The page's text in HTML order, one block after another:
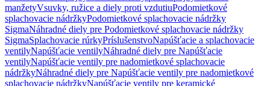
manžetyVsuvky, ružice a diely proti vzdutiuPodomietkové
splachovacie nádržkyPodomietkové splachovacie nádržky
SigmaNáhradné diely pre Podomietkové splachovacie nádržky
SigmaSplachovacie rúrkyPríslušenstvoNapúšťacie a splachovacie
ventilyNapúšťacie ventilyNáhradné diely pre Napúšťacie
ventilyNapúšťacie ventily pre nadomietkové splachovacie
nádržkyNáhradné diely pre Napúšťacie ventily pre nadomietkové
splachovacie nádržkyNapúšťacie ventily pre keramické